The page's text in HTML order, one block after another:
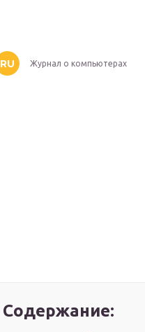
RU Журнал о компьютерах
Содержание: